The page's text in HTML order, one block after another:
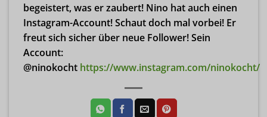
begeistert, was er zaubert! Nino hat auch einen
Instagram-Account! Schaut doch mal vorbei! Er
freut sich sicher über neue Follower! Sein
Account:
@ninokocht https://www.instagram.com/ninokocht/